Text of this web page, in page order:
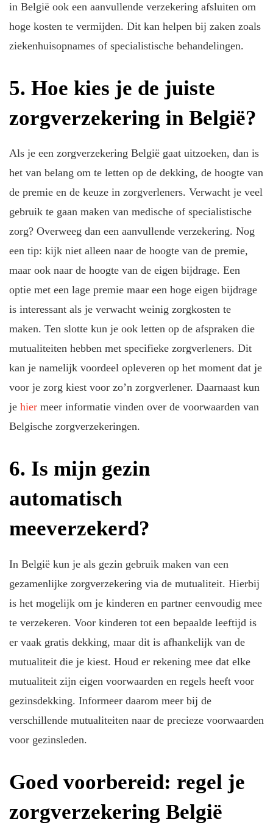
in België ook een aanvullende verzekering afsluiten om
hoge kosten te vermijden. Dit kan helpen bij zaken zoals
ziekenhuisopnames of specialistische behandelingen.
5. Hoe kies je de juiste
zorgverzekering in België?
Als je een zorgverzekering België gaat uitzoeken, dan is
het van belang om te letten op de dekking, de hoogte van
de premie en de keuze in zorgverleners. Verwacht je veel
gebruik te gaan maken van medische of specialistische
zorg? Overweeg dan een aanvullende verzekering. Nog
een tip: kijk niet alleen naar de hoogte van de premie,
maar ook naar de hoogte van de eigen bijdrage. Een
optie met een lage premie maar een hoge eigen bijdrage
is interessant als je verwacht weinig zorgkosten te
maken. Ten slotte kun je ook letten op de afspraken die
mutualiteiten hebben met specifieke zorgverleners. Dit
kan je namelijk voordeel opleveren op het moment dat je
voor je zorg kiest voor zo’n zorgverlener. Daarnaast kun
je hier meer informatie vinden over de voorwaarden van
Belgische zorgverzekeringen.
6. Is mijn gezin
automatisch
meeverzekerd?
In België kun je als gezin gebruik maken van een
gezamenlijke zorgverzekering via de mutualiteit. Hierbij
is het mogelijk om je kinderen en partner eenvoudig mee
te verzekeren. Voor kinderen tot een bepaalde leeftijd is
er vaak gratis dekking, maar dit is afhankelijk van de
mutualiteit die je kiest. Houd er rekening mee dat elke
mutualiteit zijn eigen voorwaarden en regels heeft voor
gezinsdekking. Informeer daarom meer bij de
verschillende mutualiteiten naar de precieze voorwaarden
voor gezinsleden.
Goed voorbereid: regel je
zorgverzekering België